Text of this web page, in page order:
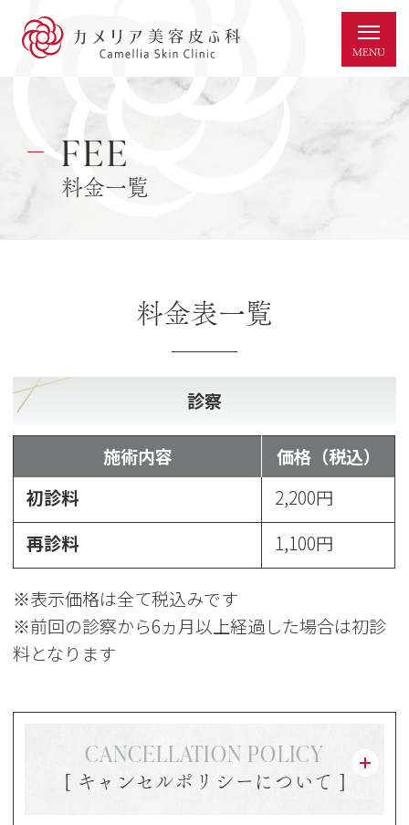
FEE
料金一覧
料金表一覧
診察
施術内容
価格（税込）
初診料
2,200円
再診料
1,100円
※表示価格は全て税込みです
※前回の診察から6ヵ月以上経過した場合は初診
料となります
CANCELLATION POLICY
[ キャンセルポリシーについて ]